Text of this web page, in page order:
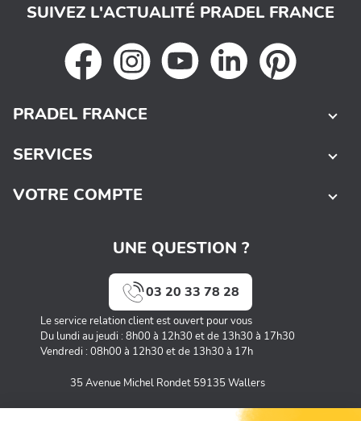
UNE QUESTION ?
03 20 33 78 28
Le service relation client est ouvert pour vous
Du lundi au jeudi : 8h00 à 12h30 et de 13h30 à 17h30
Vendredi : 08h00 à 12h30 et de 13h30 à 17h
35 Avenue Michel Rondet 59135 Wallers
PRADEL FRANCE
SERVICES
VOTRE COMPTE
SUIVEZ L'ACTUALITÉ PRADEL FRANCE